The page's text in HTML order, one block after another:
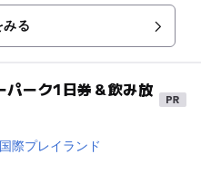
ティストによる作品を展示
みる
ーク1日券＆飲み放